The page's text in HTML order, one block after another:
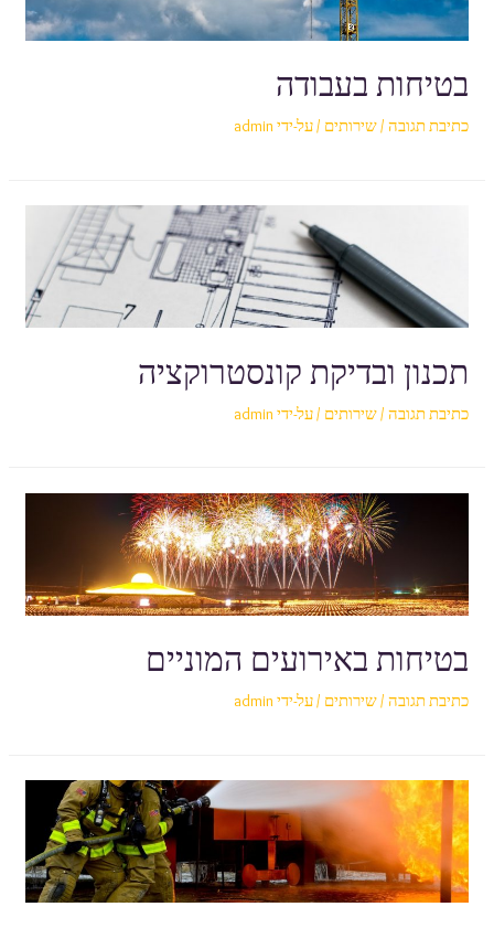
בטיחות בעבודה
כתיבת תגובה /שירותים / על-ידי admin
תכנון ובדיקת קונסטרוקציה
כתיבת תגובה /שירותים / על-ידי admin
בטיחות באירועים המוניים
כתיבת תגובה /שירותים / על-ידי admin